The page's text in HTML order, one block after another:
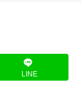
LINE